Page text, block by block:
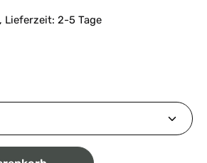
2-5 Tage
den gewünschten Wert ein